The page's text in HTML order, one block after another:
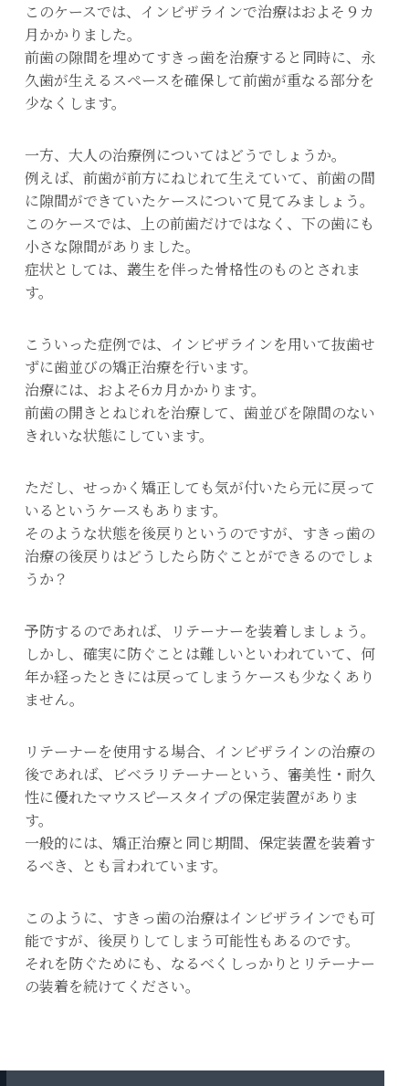
このケースでは、インビザラインで治療はおよそ９カ
月かかりました。
前歯の隙間を埋めてすきっ歯を治療すると同時に、永
久歯が生えるスペースを確保して前歯が重なる部分を
少なくします。
一方、大人の治療例についてはどうでしょうか。
例えば、前歯が前方にねじれて生えていて、前歯の間
に隙間ができていたケースについて見てみましょう。
このケースでは、上の前歯だけではなく、下の歯にも
小さな隙間がありました。
症状としては、叢生を伴った骨格性のものとされま
す。
こういった症例では、インビザラインを用いて抜歯せ
ずに歯並びの矯正治療を行います。
治療には、およそ6カ月かかります。
前歯の開きとねじれを治療して、歯並びを隙間のない
きれいな状態にしています。
ただし、せっかく矯正しても気が付いたら元に戻って
いるというケースもあります。
そのような状態を後戻りというのですが、すきっ歯の
治療の後戻りはどうしたら防ぐことができるのでしょ
うか？
予防するのであれば、リテーナーを装着しましょう。
しかし、確実に防ぐことは難しいといわれていて、何
年か経ったときには戻ってしまうケースも少なくあり
ません。
リテーナーを使用する場合、インビザラインの治療の
後であれば、ビベラリテーナーという、審美性・耐久
性に優れたマウスピースタイプの保定装置がありま
す。
一般的には、矯正治療と同じ期間、保定装置を装着す
るべき、とも言われています。
このように、すきっ歯の治療はインビザラインでも可
能ですが、後戻りしてしまう可能性もあるのです。
それを防ぐためにも、なるべくしっかりとリテーナー
の装着を続けてください。